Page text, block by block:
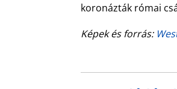
koronázták római
Képek és forrás: